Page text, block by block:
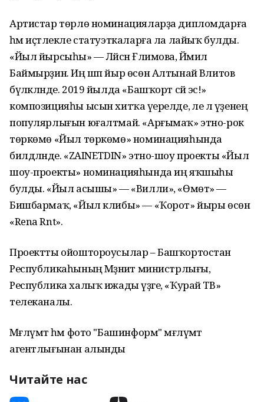
Артистар төрлө номинацияларҙа дипломдарға
һәм иҫтәлекле статуэткаларға ла лайыҡ булды.
«Йыл йырсыһы» — Ләйсән Ғәлимова, Йәмил
Баймырҙин. Иң шәп йыр өсөн Алтынай Вәлитов
бүләкләнде. 2019 йылда «Башҡорт сәй эсә!»
композицияһы ысын хитҡа әүерелде, әле лә үҙенең
популярлығын юғалтмай. «Арғымаҡ» этно-рок
төркөмө «Йыл төркөмө» номинацияһында
билдәләнде. «ZAINETDIN» этно-шоу проекты «Йыл
шоу-проекты» номинацияһында иң яҡшыһы
булды. «Йыл асышы» — «Вилли», «Өмөт» —
Бишбармаҡ, «Йыл клибы» — «Ҡорот» йыры өсөн
«Rena Rnt».
Проектты ойоштороусылар – Башҡортостан
Республикаһының Мәҙәниәт министрлығы,
Республика халыҡ ижады үҙәге, «Ҡурай ТВ»
телеканалы.
Мәғлүмәт һәм фото "Башинформ" мәғлүмәт
агентлығынан алынды
Читайте нас